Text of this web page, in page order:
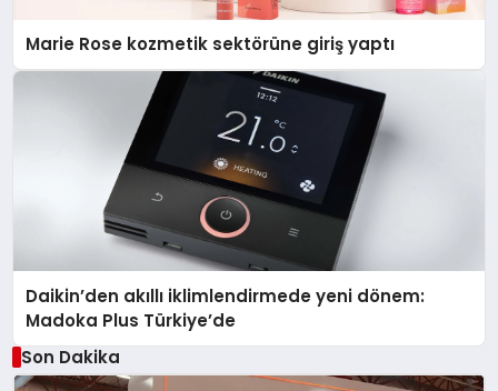
Marie Rose kozmetik sektörüne giriş yaptı
Daikin’den akıllı iklimlendirmede yeni dönem:
Madoka Plus Türkiye’de
Son Dakika